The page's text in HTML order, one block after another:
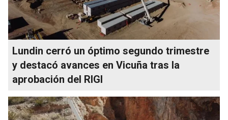
Lundin cerró un óptimo segundo trimestre
y destacó avances en Vicuña tras la
aprobación del RIGI